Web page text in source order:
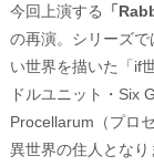
今回上演する 「
の再演。シリーズ
い世界を描いた「if
ドルユニット・Six
Procellarum（プロ
異世界の住人とな